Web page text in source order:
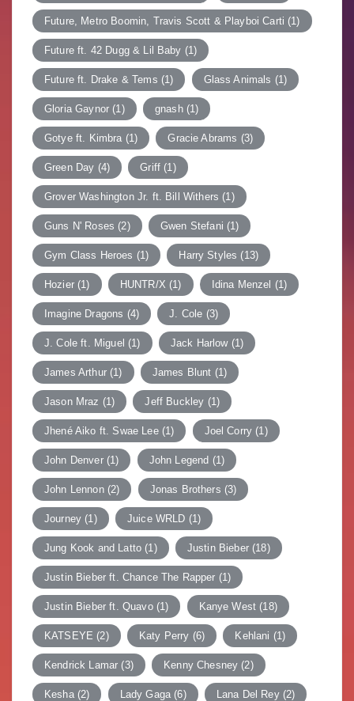
Future, Metro Boomin, Travis Scott & Playboi Carti (1)
Future ft. 42 Dugg & Lil Baby (1)
Future ft. Drake & Tems (1) Glass Animals (1)
Gloria Gaynor (1) gnash(1)
Gotye ft. Kimbra (1) Gracie Abrams (3)
Green Day (4) Griff (1)
Grover Washington Jr. ft. Bill Withers (1)
Guns N' Roses (2) Gwen Stefani (1)
Gym Class Heroes (1) Harry Styles (13)
Hozier(1) HUNTR/X (1) Idina Menzel (1)
Imagine Dragons (4) J. Cole (3)
J. Cole ft. Miguel (1) Jack Harlow(1)
James Arthur(1) James Blunt (1)
Jason Mraz (1) Jeff Buckley (1)
Jhené Aiko ft. Swae Lee(1) Joel Corry (1)
John Denver(1) John Legend (1)
John Lennon(2) Jonas Brothers (3)
Journey (1) Juice WRLD (1)
Jung Kook and Latto (1) Justin Bieber(18)
Justin Bieber ft. Chance The Rapper (1)
Justin Bieber ft. Quavo(1) Kanye West (18)
KATSEYE (2) Katy Perry (6) Kehlani (1)
Kendrick Lamar (3) Kenny Chesney (2)
Kesha(2) Lady Gaga (6) Lana Del Rey(2)